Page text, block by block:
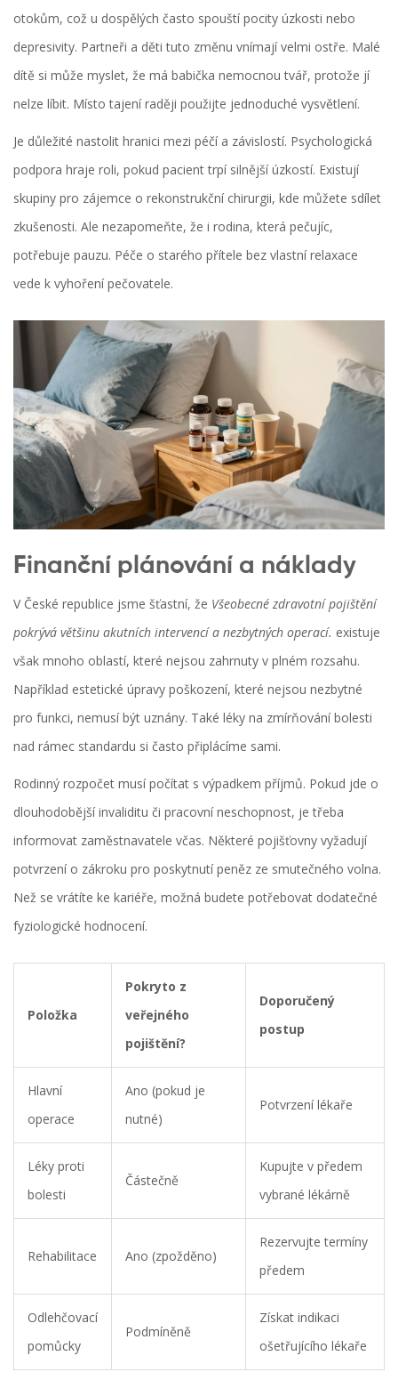
otokům, což u dospělých často spouští pocity úzkosti nebo
depresivity. Partneři a děti tuto změnu vnímají velmi ostře. Malé
dítě si může myslet, že má babička nemocnou tvář, protože jí
nelze líbit. Místo tajení raději použijte jednoduché vysvětlení.
Je důležité nastolit hranici mezi péčí a závislostí. Psychologická
podpora hraje roli, pokud pacient trpí silnější úzkostí. Existují
skupiny pro zájemce o rekonstrukční chirurgii, kde můžete sdílet
zkušenosti. Ale nezapomeňte, že i rodina, která pečujíc,
potřebuje pauzu. Péče o starého přítele bez vlastní relaxace
vede k vyhoření pečovatele.
Finanční plánování a náklady
V České republice jsme šťastní, že Všeobecné zdravotní pojištění
pokrývá většinu akutních intervencí a nezbytných operací. existuje
však mnoho oblastí, které nejsou zahrnuty v plném rozsahu.
Například estetické úpravy poškození, které nejsou nezbytné
pro funkci, nemusí být uznány. Také léky na zmírňování bolesti
nad rámec standardu si často připlácíme sami.
Rodinný rozpočet musí počítat s výpadkem příjmů. Pokud jde o
dlouhodobější invaliditu či pracovní neschopnost, je třeba
informovat zaměstnavatele včas. Některé pojišťovny vyžadují
potvrzení o zákroku pro poskytnutí peněz ze smutečného volna.
Než se vrátíte ke kariéře, možná budete potřebovat dodatečné
fyziologické hodnocení.
Položka
Pokryto z
veřejného
pojištění?
Doporučený
postup
Hlavní
operace
Ano (pokud je
nutné)
Potvrzení lékaře
Léky proti
bolesti
Částečně
Kupujte v předem
vybrané lékárně
Rehabilitace Ano (zpožděno)
Rezervujte termíny
předem
Odlehčovací
pomůcky
Podmíněně
Získat indikaci
ošetřujícího lékaře